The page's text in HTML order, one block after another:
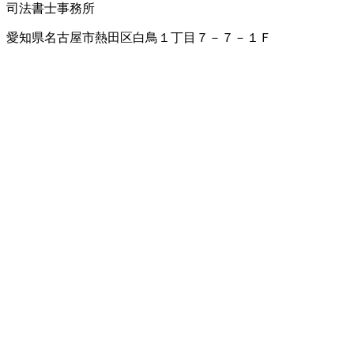
司法書士事務所
愛知県名古屋市熱田区白鳥１丁目７－７－１Ｆ